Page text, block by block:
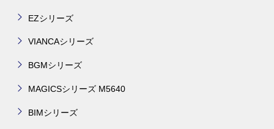
EZシリーズ
VIANCAシリーズ
BGMシリーズ
MAGICSシリーズ M5640
BIMシリーズ